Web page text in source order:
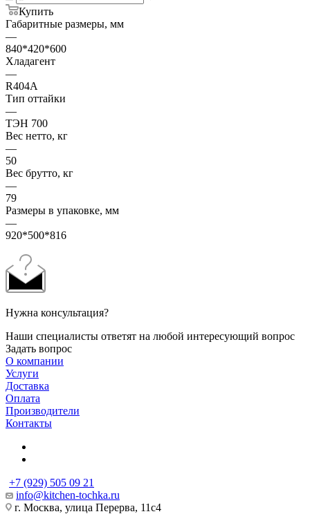
Купить
Габаритные размеры, мм
—
840*420*600
Хладагент
—
R404A
Тип оттайки
—
ТЭН 700
Вес нетто, кг
—
50
Вес брутто, кг
—
79
Размеры в упаковке, мм
—
920*500*816
Нужна консультация?
Наши специалисты ответят на любой интересующий вопрос
Задать вопрос
О компании
Услуги
Доставка
Оплата
Производители
Контакты
+7 (929) 505 09 21
info@kitchen-tochka.ru
г. Москва, улица Перерва, 11с4